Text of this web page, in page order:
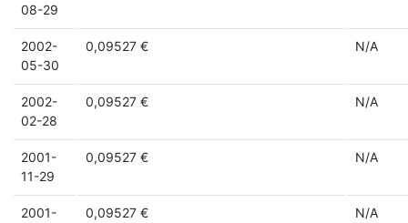
08-29
2002-
05-30
0,09527 € N/A
2002-
02-28
0,09527 € N/A
2001-
11-29
0,09527 € N/A
2001-
0,09527 € N/A